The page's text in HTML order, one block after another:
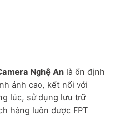
Nghệ An là ổn định
ảnh cao, kết nối với
lúc, sử dụng lưu trữ
hàng luôn được FPT